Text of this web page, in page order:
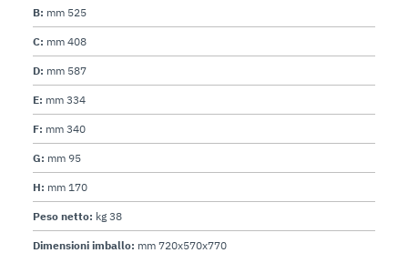
B: mm 525
C: mm 408
D: mm 587
E: mm 334
F: mm 340
G: mm 95
H: mm 170
Peso netto: kg 38
Dimensioni imballo: mm 720x570x770